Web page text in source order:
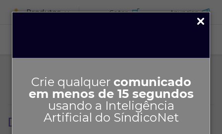
Crie qualquer comunicado
em menos de 15 segundos
usando a Inteligência
Artificial do SíndicoNet
Produtos Cotar Anunciar
Documentos